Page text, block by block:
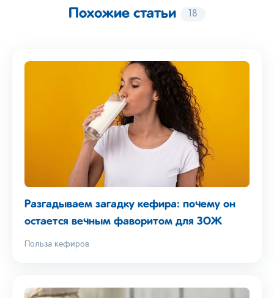
Похожие статьи 18
Разгадываем загадку кефира: почему он
остается вечным фаворитом для ЗОЖ
Польза кефиров